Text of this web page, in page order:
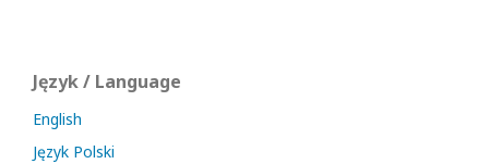
Język / Language
English
Język Polski